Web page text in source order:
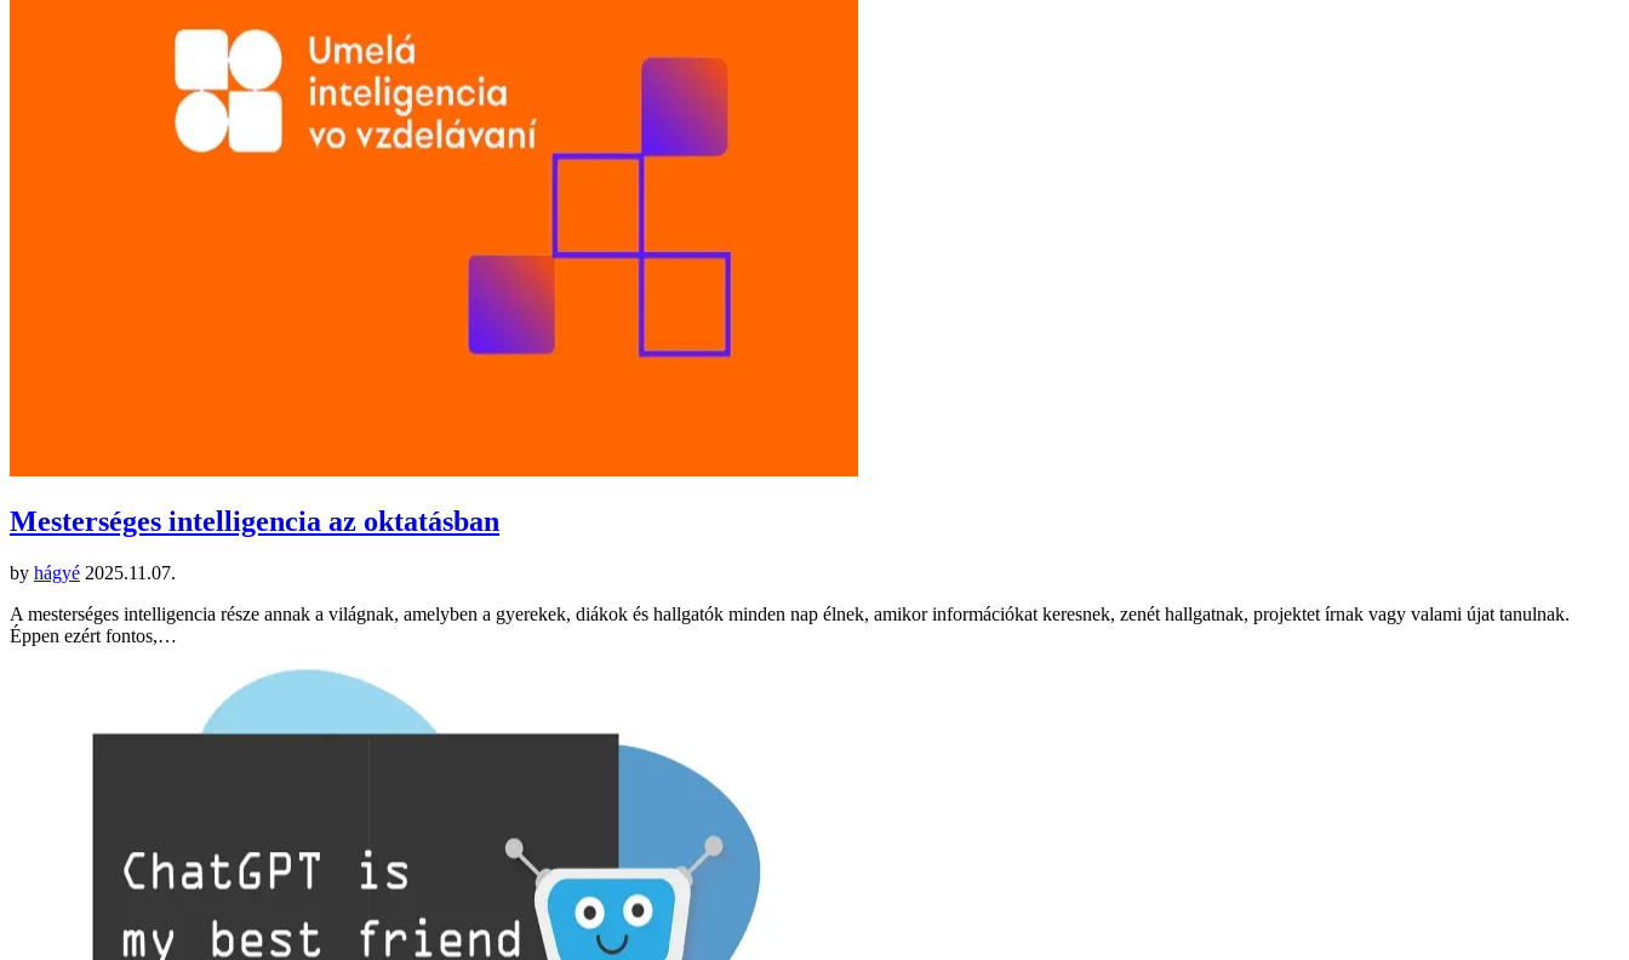
Mesterséges intelligencia az oktatásban
by hágyé 2025.11.07.
A mesterséges intelligencia része annak a világnak, amelyben a gyerekek, diákok és hallgatók minden nap élnek, amikor információkat keresnek, zenét hallgatnak, projektet írnak vagy valami újat tanulnak.
Éppen ezért fontos,…